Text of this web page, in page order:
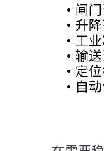
• 闸
• 升
• 工
• 输
• 定
• 自